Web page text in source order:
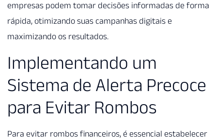
empresas podem tomar decisões informadas de forma
rápida, otimizando suas campanhas digitais e
maximizando os resultados.
Implementando um
Sistema de Alerta Precoce
para Evitar Rombos
Para evitar rombos financeiros, é essencial estabelecer